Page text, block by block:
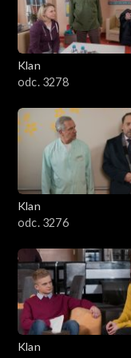
701–800
601–700
501–600
401–500
301–400
201–300
101–200
1–100
Klan
odc. 3278
Klan
odc. 3276
Klan